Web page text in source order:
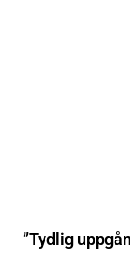
”Tydlig